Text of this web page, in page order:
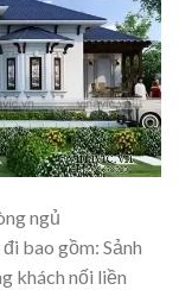
ngủ
bao gồm: Sảnh
khách nối liền